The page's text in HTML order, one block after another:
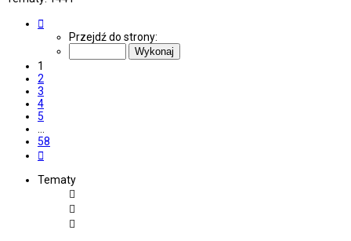
Przejdź do strony:
1
2
3
4
5
…
58
Tematy